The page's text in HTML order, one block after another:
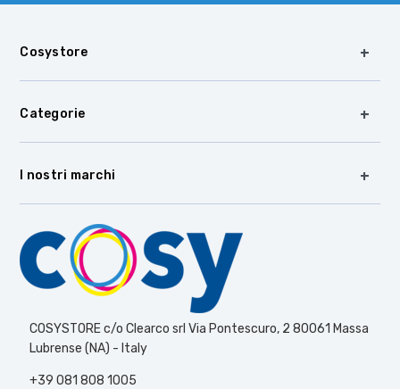
Cosystore
Categorie
I nostri marchi
COSYSTORE c/o Clearco srl Via Pontescuro, 2 80061 Massa
Lubrense (NA) - Italy
+39 081 808 1005